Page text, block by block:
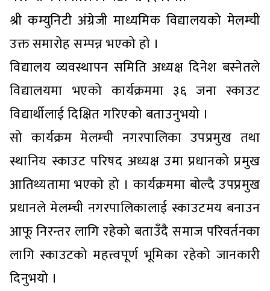
श्री कम्युनिटी अंग्रेजी माध्यमिक विद्यालयको मेलम्ची
उक्त समारोह सम्पन्न भएको हो ।
विद्यालय व्यवस्थापन समिति अध्यक्ष दिनेश बस्नेतले
विद्यालयमा भएको कार्यक्रममा ३६ जना स्काउट
विद्यार्थीलाई दिक्षित गरिएको बताउनुभयो ।
सो कार्यक्रम मेलम्ची नगरपालिका उपप्रमुख तथा
स्थानिय स्काउट परिषद अध्यक्ष उमा प्रधानको प्रमुख
आतिथ्यतामा भएको हो । कार्यक्रममा बोल्दै उपप्रमुख
प्रधानले मेलम्ची नगरपालिकालाई स्काउटमय बनाउन
आफू निरन्तर लागि रहेको बताउँदै समाज परिवर्तनका
लागि स्काउटको महत्त्वपूर्ण भूमिका रहेको जानकारी
दिनुभयो ।